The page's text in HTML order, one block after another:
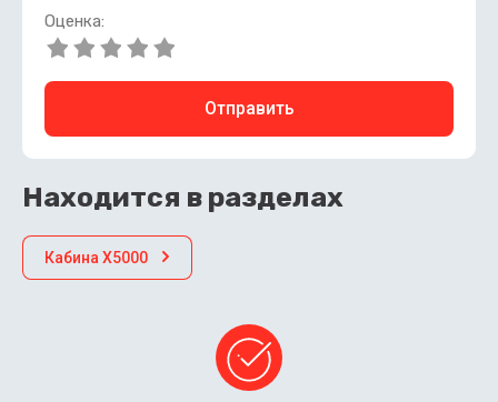
Оценка:
Отправить
Находится в разделах
Кабина X5000